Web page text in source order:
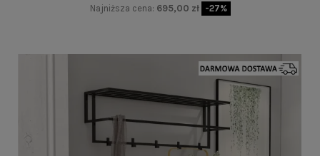
Najniższa cena: 695,00 zł -27%